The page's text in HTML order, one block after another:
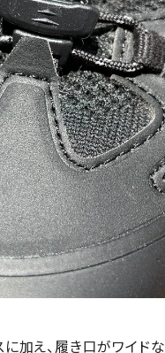
加え、履き口がワイド